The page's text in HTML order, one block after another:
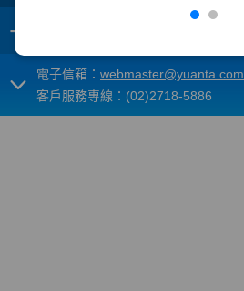
+
電子信箱： webmaster@yuanta.com
客戶服務專線：(02)2718-5886